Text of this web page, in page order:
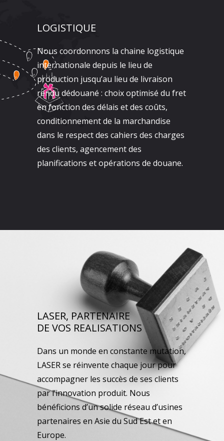
LOGISTIQUE
Nous coordonnons la chaine logistique
internationale depuis le lieu de
production jusqu’au lieu de livraison
rendu dédouané : choix optimisé du fret
en fonction des délais et des coûts,
conditionnement de la marchandise
dans le respect des cahiers des charges
des clients, agencement des
planifications et opérations de douane.
LASER, PARTENAIRE
DE VOS REALISATIONS
Dans un monde en constante mutation,
LASER se réinvente chaque jour pour
accompagner les succès de ses clients
par l’innovation produit. Nous
bénéficions d’un solide réseau d’usines
partenaires en Asie du Sud Est et en
Europe.